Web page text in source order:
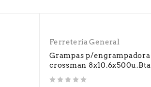
Ferretería General
Grampas p/engrampadora
crossman 8x10.6x500u.Bta